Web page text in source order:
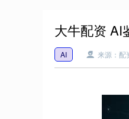
大牛配资 AI
AI 来源：配